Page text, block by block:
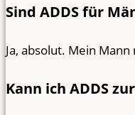
Sind ADDS für
Ja, absolut. Mein
Kann ich ADDS